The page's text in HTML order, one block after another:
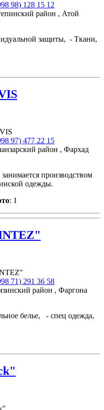
98) 128 15 12
район , Атой
защиты, - Ткани,
97) 477 22 15
район , Фархад
производством
одежды.
: 1
71) 291 36 58
район , Фаргона
белье, - спец одежда,